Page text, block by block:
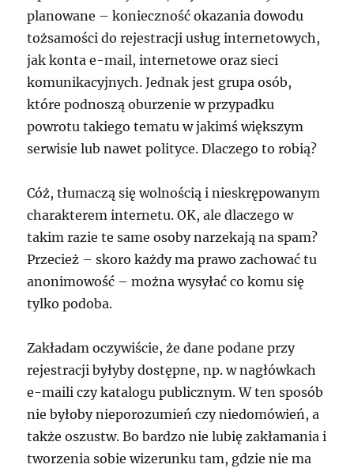
planowane – konieczność okazania dowodu
tożsamości do rejestracji usług internetowych,
jak konta e-mail, internetowe oraz sieci
komunikacyjnych. Jednak jest grupa osób,
które podnoszą oburzenie w przypadku
powrotu takiego tematu w jakimś większym
serwisie lub nawet polityce. Dlaczego to robią?
Cóż, tłumaczą się wolnością i nieskrępowanym
charakterem internetu. OK, ale dlaczego w
takim razie te same osoby narzekają na spam?
Przecież – skoro każdy ma prawo zachować tu
anonimowość – można wysyłać co komu się
tylko podoba.
Zakładam oczywiście, że dane podane przy
rejestracji byłyby dostępne, np. w nagłówkach
e-maili czy katalogu publicznym. W ten sposób
nie byłoby nieporozumień czy niedomówień, a
także oszustw. Bo bardzo nie lubię zakłamania i
tworzenia sobie wizerunku tam, gdzie nie ma